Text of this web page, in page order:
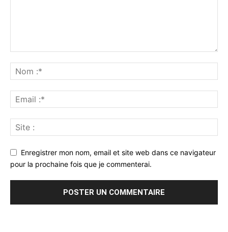
Enregistrer mon nom, email et site web dans ce navigateur
pour la prochaine fois que je commenterai.